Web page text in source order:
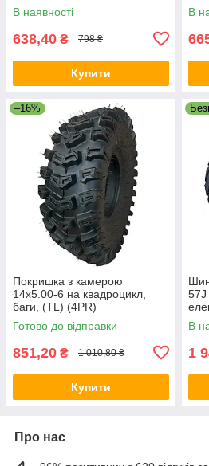
В наявності
638,40 ₴ 798 ₴
Купити
В
–16%
Покришка з камерою
14х5.00-6 на квадроцикл,
баги, (TL) (4PR)
Готово до відправки
851,20 ₴ 1 010,80 ₴
Купити
57J
багі
В
1
Про нас